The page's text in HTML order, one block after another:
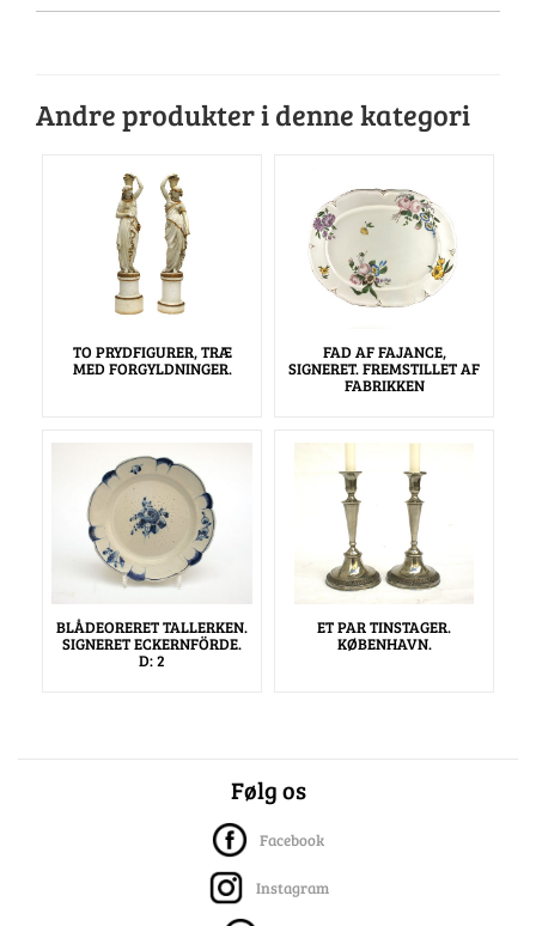
Andre produkter i denne kategori
TO PRYDFIGURER, TRÆ
MED FORGYLDNINGER.
FAD AF FAJANCE,
SIGNERET. FREMSTILLET AF
FABRIKKEN
BLÅDEORERET TALLERKEN.
SIGNERET ECKERNFÖRDE.
D: 2
ET PAR TINSTAGER.
KØBENHAVN.
Følg os
Facebook
Instagram